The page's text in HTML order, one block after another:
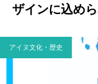
ザインに込め
アイヌ文化・歴史